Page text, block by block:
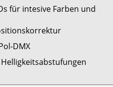
für intesive Farben und
DMX